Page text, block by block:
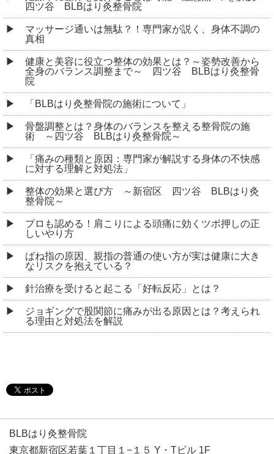
四ツ谷 BLBはり灸整骨院
マッサージ通いは無駄？！専門家が説く、身体不調の
真相
健康と美容に役立つ整体の効果とは？～姿勢改善から
全身のバランス調整まで～ 四ツ谷 BLBはり灸整骨
院
「BLBはり灸整骨院の施術について」
骨盤調整とは？身体のバランスを整える整骨院の施
術 ～四ツ谷 BLBはり灸整骨院～
「痛みの種類と原因：専門家が解説する身体の不快感
に対する理解と対処法」
整体の効果と選び方 ～新宿区 四ツ谷 BLBはり灸
整骨院～
プロも認める！肩こりによる頭痛に効くツボ押しの正
しいやり方
ばね指の原因、親指の普通の使い方が実は健康に大き
なリスクを抱えている？
針治療を受けると起こる「好転反応」とは？
ジョギングで股関節に痛みが出る原因とは？考えられ
る理由と対処法を解説
BLBはり灸整骨院
東京都新宿区若葉１丁目１−１５ Y・Tビル 1F